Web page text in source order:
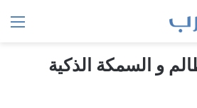
و السمكة الذكية